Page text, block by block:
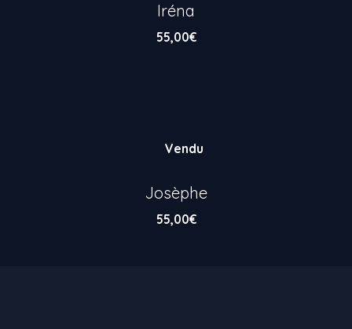
Iréna
55,00€
Vendu
Josèphe
55,00€